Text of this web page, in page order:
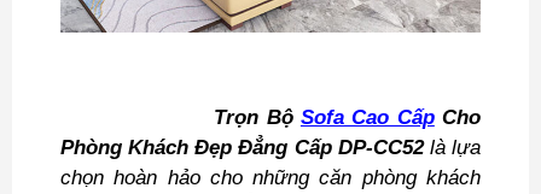
Trọn Bộ Sofa Cao CấpCho
Phòng Khách Đẹp Đẳng Cấp DP-CC52là lựa
chọn hoàn hảo cho những căn phòng khách